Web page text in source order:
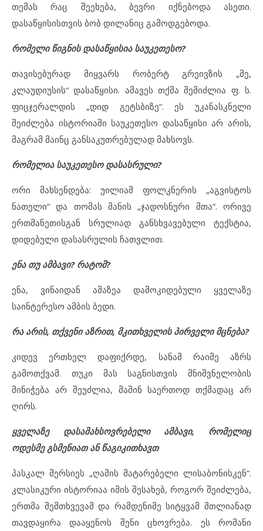
თემას რაც შეეხება, ბევრი იქნებოდა ასეთი.
დასაწყისისთვის ბობ დილანიც გამოდგებოდა.
რომელი წიგნის დასაწყისია საუკეთესო?
თავისებურად მიყვარს რობერტ გრეივზის „მე,
კლაუდიუსის“ დასაწყისი. ამავეს თქმა შემიძლია ფ. ს.
ფიცჯერალდის „დიდ გეტსბიზე“. ეს უკანასკნელი
შეიძლება ისტორიაში საუკეთესო დასაწყისი არ არის,
მაგრამ მაინც განსაკუთრებულად მახსოვს.
რომელია საუკეთესო დასასრული?
ორი მახსენდება: უილიამ ფოლკნერის „აგვისტოს
ნათელი“ და თომას მანის „ჯადოსნური მთა“. ორივე
ერთმანეთისგან სრულიად განსხვავებული ტექსტია,
დიდებული დასასრულის ჩათვლით.
ენა თუ ამბავი? რატომ?
ენა, ვინაიდან ამაზეა დამოკიდებული ყველაზე
საინტერესო ამბის ბედი.
რა არის, თქვენი აზრით, მკითხველის პირველი მცნება?
კიდევ ერთხელ დაფიქრდე, სანამ რაიმე აზრს
გამოთქვამ. თუკი მას საგნისთვის მნიშვნელობის
მინიჭება არ შეუძლია, მაშინ საერთოდ თქმადაც არ
ღირს.
ყველაზე დასამახსოვრებელი ამბავი, რომელიც
ოდესმე გსმენიათ ან წაგიკითხავთ
პასკალ მერსიეს „ღამის მატარებელი ლისაბონისკენ“.
კლასიკური ისტორიაა იმის შესახებ, როგორ შეიძლება,
ერთმა შემთხვევამ და რამდენიმე სიტყვამ მთლიანად
თავდაყირა დააყენოს შენი ცხოვრება. ეს რომანი